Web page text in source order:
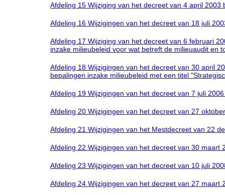
Afdeling 15 Wijziging van het decreet van 4 april
Afdeling 16 Wijzigingen van het decreet van 18 juli
Afdeling 17 Wijziging van het decreet van 6 februari
inzake milieubeleid voor wat betreft de milieuaudit en
Afdeling 18 Wijzigingen van het decreet van 30 april
bepalingen inzake milieubeleid met een titel
Afdeling 19 Wijzigingen van het decreet van 7 juli
Afdeling 20 Wijzigingen van het decreet van 27
Afdeling 21 Wijzigingen van het Mestdecreet van 22
Afdeling 22 Wijzigingen van het decreet van 30 maart
Afdeling 23 Wijzigingen van het decreet van 10 juli
Afdeling 24 Wijzigingen van het decreet van 27